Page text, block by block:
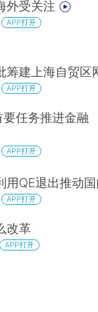
外受关注
APP打开
筹建上海自贸区
APP打开
任务推进金融
APP打开
用QE退出推动
APP打开
改革
APP打开